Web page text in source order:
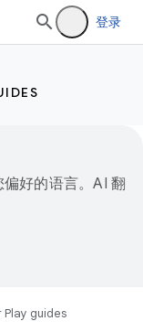
登录
好的语言。AI 翻
guides